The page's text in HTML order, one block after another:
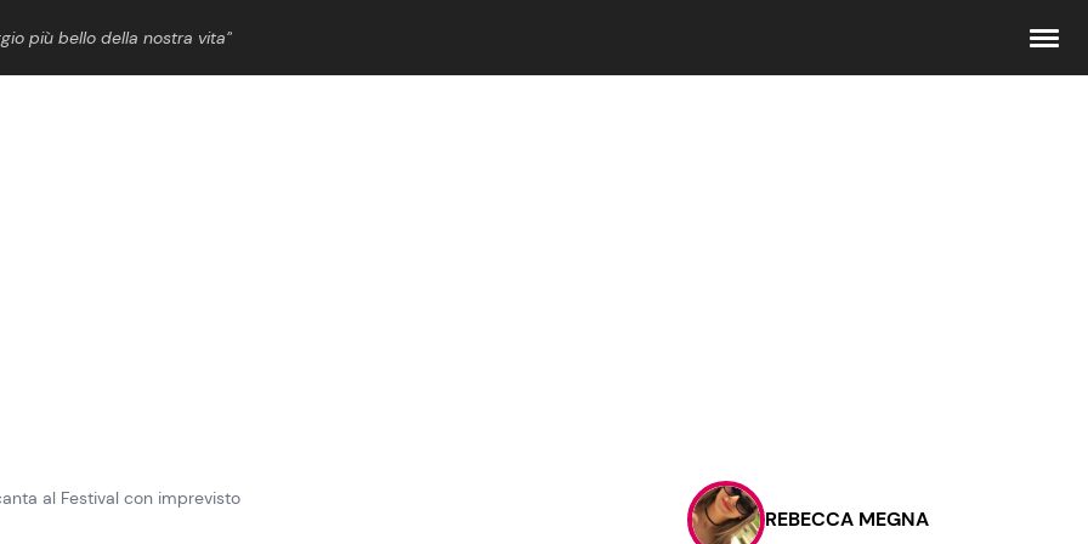
più bello della nostra vita”
Contattaci
Pubblicità
al Festival con imprevisto
REBECCA MEGNA